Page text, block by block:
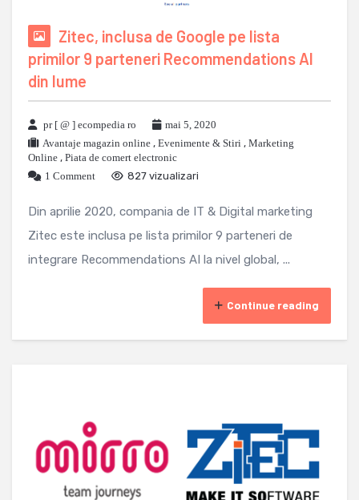
Zitec, inclusa de Google pe lista
primilor 9 parteneri Recommendations AI
din lume
pr [ @ ] ecompedia ro
mai 5, 2020
Avantaje magazin online , Evenimente & Stiri , Marketing
Online , Piata de comert electronic
1 Comment
827 vizualizari
Din aprilie 2020, compania de IT & Digital marketing
Zitec este inclusa pe lista primilor 9 parteneri de
integrare Recommendations AI la nivel global, ...
Continue reading